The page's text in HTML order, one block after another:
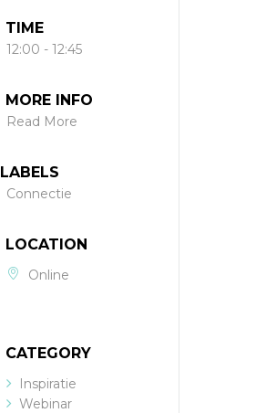
TIME
12:00 - 12:45
MORE INFO
Read More
LABELS
Connectie
LOCATION
Online
CATEGORY
Inspiratie
Webinar